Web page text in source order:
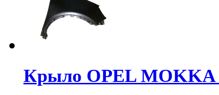
Крыло OPEL MOKKA